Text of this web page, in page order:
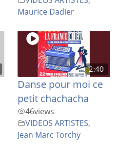
Maurice Dadier
2:40
Danse pour moi ce
petit chachacha
46views
VIDEOS ARTISTES,
Jean Marc Torchy